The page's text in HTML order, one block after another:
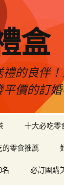
盒
的良伴
價的訂
十大必吃零
的零食推薦
名 必訂團購